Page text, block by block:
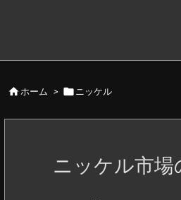
ホーム >  ニッケル
ニッケル市場